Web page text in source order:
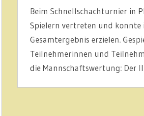
Beim Schnellschachturnier in
Spielern vertreten und konnte
Gesamtergebnis erzielen.
Teilnehmerinnen und
die Mannschaftswertung: Der